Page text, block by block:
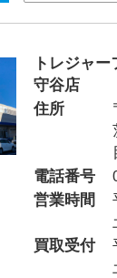
トレジャ
守谷店
住所
電話番号
営業時間
買取受付